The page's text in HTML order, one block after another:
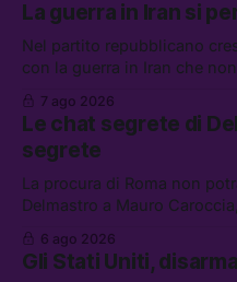
La guerra in Iran si
Nel partito repubblicano
con la guerra in Iran che
lavoro, Schlein prova a
che cos’è lo “Spiralismo,”
7 ago 2026
Le chat segrete di
segrete
La procura di Roma non
Delmastro a Mauro
attacchi in Libano, il
flessibilità in armi e energia,
6 ago 2026
Gli Stati Uniti,